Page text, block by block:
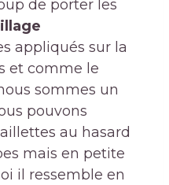
de porter les
appliqués sur la
et comme le
sommes un
pouvons
au hasard
mais en petite
il ressemble en